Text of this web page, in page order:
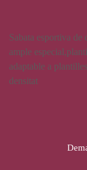
Sabata esportiva de
ample
adaptable a
densitat